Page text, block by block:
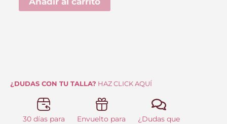
cantidad
¿DUDAS CON TU TALLA? HAZ CLICK AQUÍ
30 días para
Envuelto para
¿Dudas que